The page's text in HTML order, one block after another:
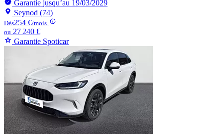
Garantie jusqu’au 19/03/2029
Seynod (74)
Dès254 €/mois
ou 27 240 €
Garantie Spoticar